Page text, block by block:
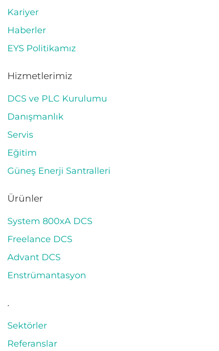
Kariyer
Haberler
EYS Politikamız
Hizmetlerimiz
DCS ve PLC Kurulumu
Danışmanlık
Servis
Eğitim
Güneş Enerji Santralleri
Ürünler
System 800xA DCS
Freelance DCS
Advant DCS
Enstrümantasyon
.
Sektörler
Referanslar